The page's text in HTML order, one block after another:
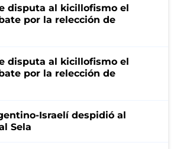
disputa al kicillofismo el
por la relección de
disputa al kicillofismo el
por la relección de
Israelí despidió al
Sela